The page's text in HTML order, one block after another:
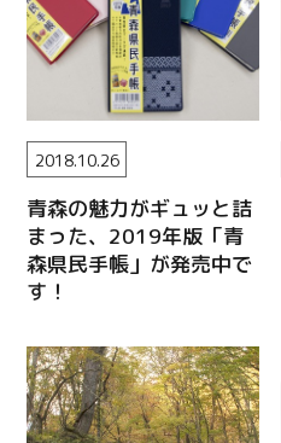
青森の魅力がギュッと詰
まった、2019年版「青
森県民手帳」が発売中で
す！
2018.10.26